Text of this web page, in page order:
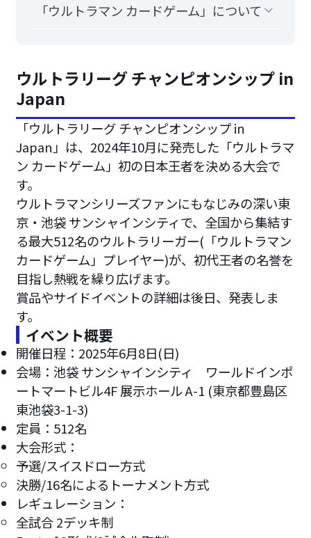
「ウルトラマン カードゲーム」について
ウルトラリーグ チャンピオンシップ in
Japan
「ウルトラリーグ チャンピオンシップ in
Japan」は、2024年10月に発売した「ウルトラマ
ン カードゲーム」初の日本王者を決める大会で
す。
ウルトラマンシリーズファンにもなじみの深い東
京・池袋 サンシャインシティで、全国から集結す
る最大512名のウルトラリーガー(「ウルトラマン
カードゲーム」プレイヤー)が、初代王者の名誉を
目指し熱戦を繰り広げます。
賞品やサイドイベントの詳細は後日、発表しま
す。
イベント概要
開催日程：2025年6月8日(日)
会場：池袋 サンシャインシティ ワールドインポ
ートマートビル4F 展示ホール A-1 (東京都豊島区
東池袋3-1-3)
定員：512名
大会形式：
予選/スイスドロー方式
決勝/16名によるトーナメント方式
レギュレーション：
全試合 2デッキ制